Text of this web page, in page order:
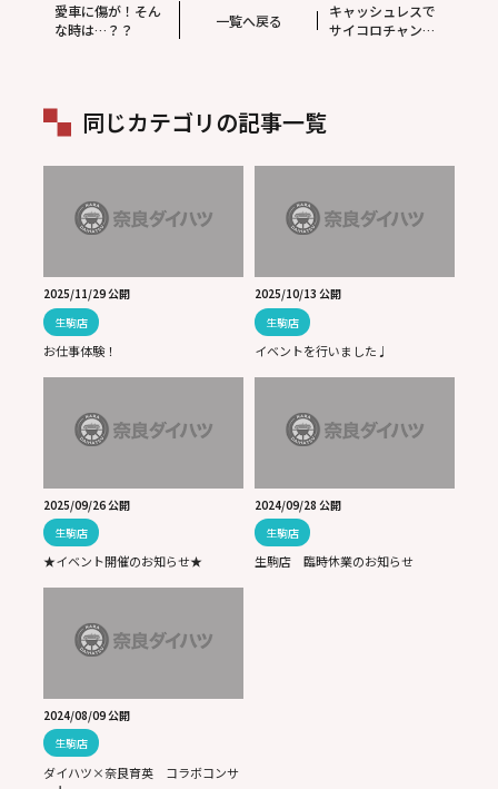
愛車に傷が！そん
な時は…？？
一覧へ戻る
キャッシュレスで
サイコロチャンス
同じカテゴリの記事一覧
2025/11/29 公開
生駒店
お仕事体験！
2025/10/13 公開
生駒店
イベントを行いました♩
2025/09/26 公開
生駒店
★イベント開催のお知らせ★
2024/09/28 公開
生駒店
生駒店 臨時休業のお知らせ
2024/08/09 公開
生駒店
ダイハツ×奈良育英 コラボコンサ